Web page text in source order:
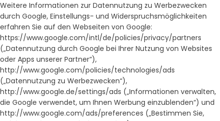
Weitere Informationen zur Datennutzung zu Werbezwecken
durch Google, Einstellungs- und Widerspruchsmöglichkeiten
erfahren Sie auf den Webseiten von Google:
https://www.google.com/intl/de/policies/privacy/partners
(„Datennutzung durch Google bei Ihrer Nutzung von Websites
oder Apps unserer Partner“),
http://www.google.com/policies/technologies/ads
(„Datennutzung zu Werbezwecken“),
http://www.google.de/settings/ads („Informationen verwalten,
die Google verwendet, um Ihnen Werbung einzublenden“) und
http://www.google.com/ads/preferences („Bestimmen Sie,